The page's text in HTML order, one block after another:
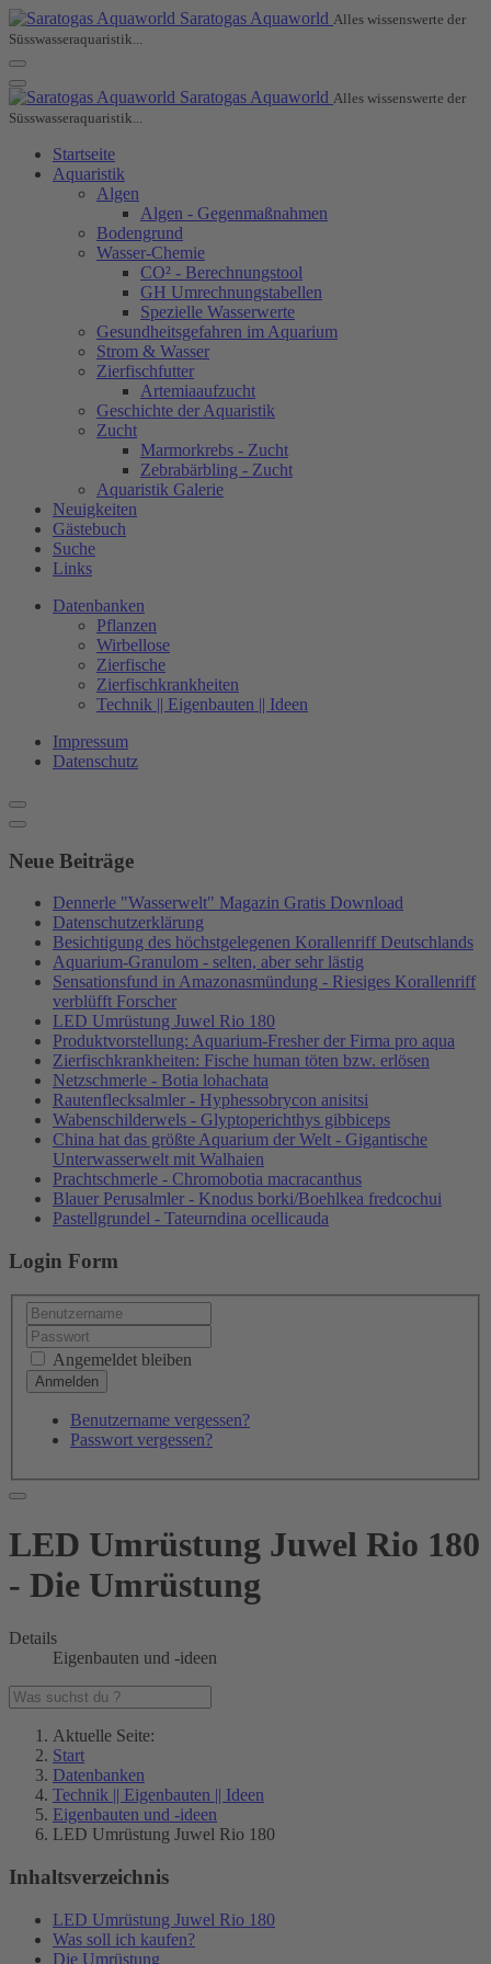
Saratogas Aquaworld Alles wissenswerte der
Süsswasseraquaristik...
Saratogas Aquaworld Alles wissenswerte der
Süsswasseraquaristik...
Startseite
Aquaristik
Algen
Algen - Gegenmaßnahmen
Bodengrund
Wasser-Chemie
CO² - Berechnungstool
GH Umrechnungstabellen
Spezielle Wasserwerte
Gesundheitsgefahren im Aquarium
Strom & Wasser
Zierfischfutter
Artemiaaufzucht
Geschichte der Aquaristik
Zucht
Marmorkrebs - Zucht
Zebrabärbling - Zucht
Aquaristik Galerie
Neuigkeiten
Gästebuch
Suche
Links
Datenbanken
Pflanzen
Wirbellose
Zierfische
Zierfischkrankheiten
Technik || Eigenbauten || Ideen
Impressum
Datenschutz
Neue Beiträge
Dennerle "Wasserwelt" Magazin Gratis Download
Datenschutzerklärung
Besichtigung des höchstgelegenen Korallenriff Deutschlands
Aquarium-Granulom - selten, aber sehr lästig
Sensationsfund in Amazonasmündung - Riesiges Korallenriff
verblüfft Forscher
LED Umrüstung Juwel Rio 180
Produktvorstellung: Aquarium-Fresher der Firma pro aqua
Zierfischkrankheiten: Fische human töten bzw. erlösen
Netzschmerle - Botia lohachata
Rautenflecksalmler - Hyphessobrycon anisitsi
Wabenschilderwels - Glyptoperichthys gibbiceps
China hat das größte Aquarium der Welt - Gigantische
Unterwasserwelt mit Walhaien
Prachtschmerle - Chromobotia macracanthus
Blauer Perusalmler - Knodus borki/Boehlkea fredcochui
Pastellgrundel - Tateurndina ocellicauda
Login Form
Angemeldet bleiben
Benutzername vergessen?
Passwort vergessen?
LED Umrüstung Juwel Rio 180
- Die Umrüstung
Details
Eigenbauten und -ideen
Aktuelle Seite:
Start
Datenbanken
Technik || Eigenbauten || Ideen
Eigenbauten und -ideen
LED Umrüstung Juwel Rio 180
Inhaltsverzeichnis
LED Umrüstung Juwel Rio 180
Was soll ich kaufen?
Die Umrüstung